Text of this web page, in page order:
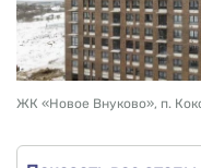
ЖК «Новое Внуково», п.